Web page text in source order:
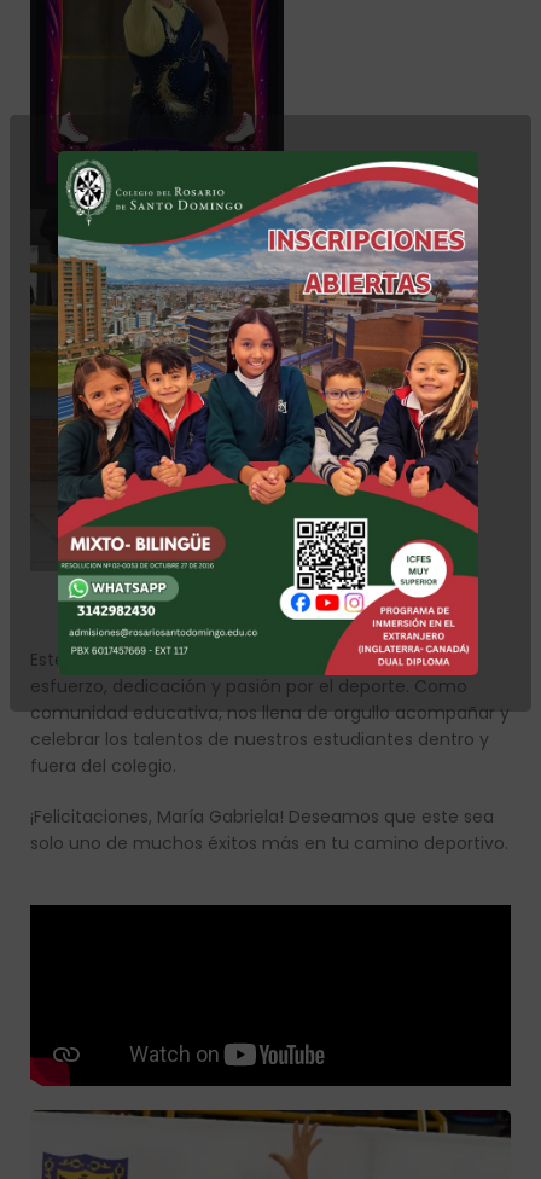
Este importante logro es reflejo de su disciplina,
esfuerzo, dedicación y pasión por el deporte. Como
comunidad educativa, nos llena de orgullo acompañar y
celebrar los talentos de nuestros estudiantes dentro y
fuera del colegio.
¡Felicitaciones, María Gabriela! Deseamos que este sea
solo uno de muchos éxitos más en tu camino deportivo.